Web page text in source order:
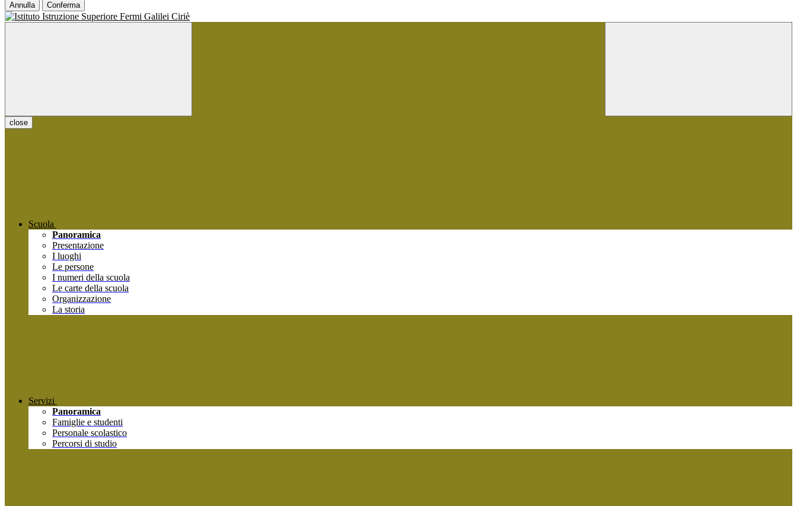
Annulla Conferma
close
Scuola
Panoramica
Presentazione
I luoghi
Le persone
I numeri della scuola
Le carte della scuola
Organizzazione
La storia
Servizi
Panoramica
Famiglie e studenti
Personale scolastico
Percorsi di studio